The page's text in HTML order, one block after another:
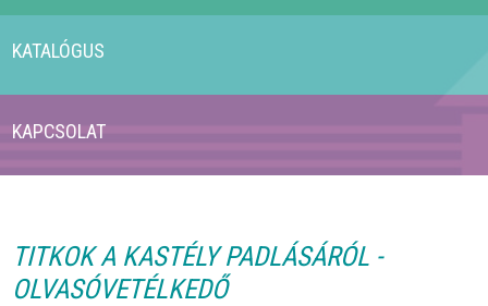
KATALÓGUS
KAPCSOLAT
TITKOK A KASTÉLY PADLÁSÁRÓL -
OLVASÓVETÉLKEDŐ